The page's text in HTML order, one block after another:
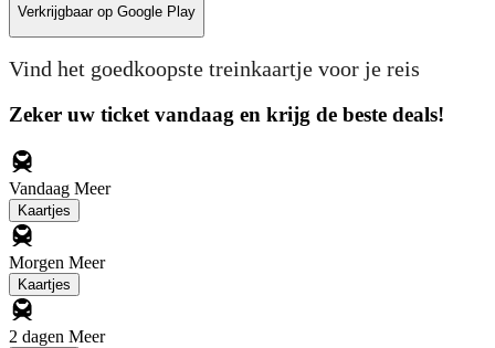
Verkrijgbaar op Google Play
Vind het goedkoopste treinkaartje voor je reis
Zeker uw ticket vandaag en krijg de beste deals!
Vandaag Meer
Kaartjes
Morgen Meer
Kaartjes
2 dagen Meer